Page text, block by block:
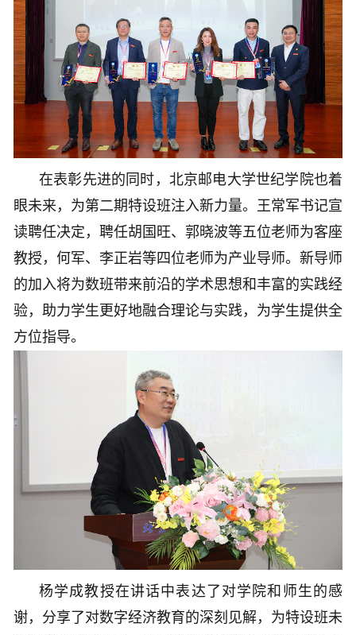
在表彰先进的同时，北京邮电大学世纪学院也着
眼未来，为第二期特设班注入新力量。王常军书记宣
读聘任决定，聘任胡国旺、郭晓波等五位老师为客座
教授，何军、李正岩等四位老师为产业导师。新导师
的加入将为数班带来前沿的学术思想和丰富的实践经
验，助力学生更好地融合理论与实践，为学生提供全
方位指导。
杨学成教授在讲话中表达了对学院和师生的感
谢，分享了对数字经济教育的深刻见解，为特设班未